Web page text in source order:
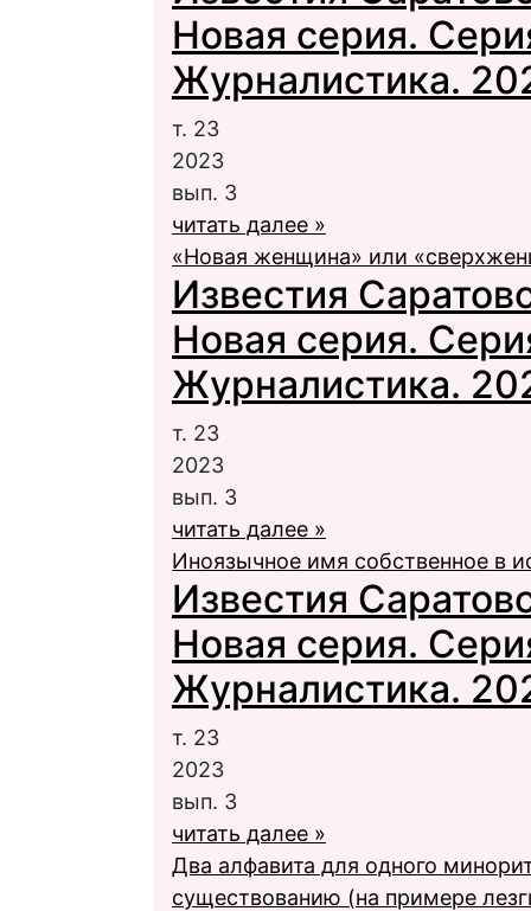
Новая серия.
Журналистика.
т. 23
2023
вып. 3
читать далее »
«Новая женщина» или
Известия
Новая серия.
Журналистика.
т. 23
2023
вып. 3
читать далее »
Иноязычное имя собственное в
Известия
Новая серия.
Журналистика.
т. 23
2023
вып. 3
читать далее »
Два алфавита для одного
существованию (на примере